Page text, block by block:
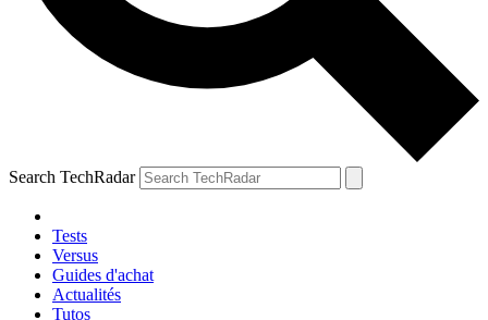
Search TechRadar
Tests
Versus
Guides d'achat
Actualités
Tutos